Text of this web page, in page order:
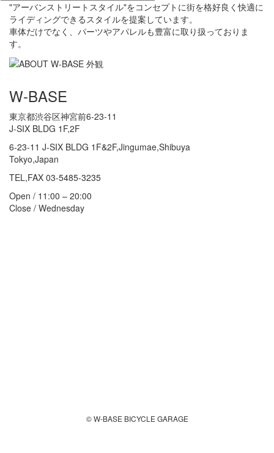
"アーバンストリートスタイル"をコンセプトに街を格好良く快適に
ライディングできるスタイルを提案しています。
車体だけでなく、パーツやアパレルも豊富に取り扱っておりま
す。
W-BASE
東京都渋谷区神宮前6-23-11
J-SIX BLDG 1F,2F
6-23-11 J-SIX BLDG 1F&2F,Jingumae,Shibuya
Tokyo,Japan
TEL,FAX 03-5485-3235
Open / 11:00 – 20:00
Close / Wednesday
© W-BASE BICYCLE GARAGE